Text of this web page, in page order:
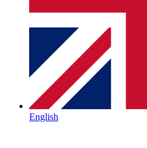
English